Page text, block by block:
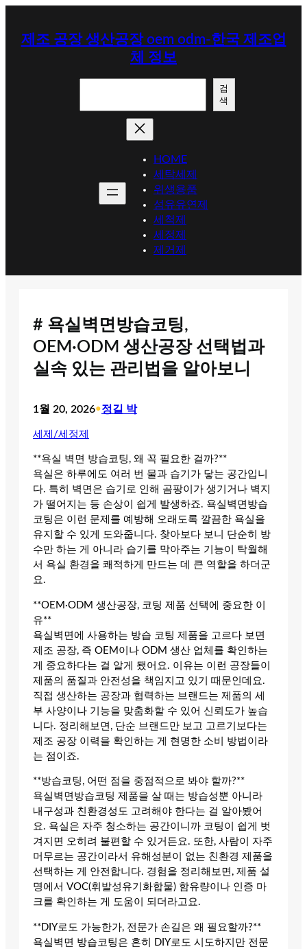
제조 공장 생산공장 oem odm-한국 제조업
체 정보
검
색
HOME
세탁세제
위생용품
섬유유연제
세척제
세정제
제거제
# 욕실벽면방습코팅,
OEM·ODM 생산공장 선택법과
실속 있는 관리법을 알아보니
1월 20, 2026•정길 박
세제/세정제
**욕실 벽면 방습코팅, 왜 꼭 필요한 걸까?**
욕실은 하루에도 여러 번 물과 습기가 닿는 공간입니
다. 특히 벽면은 습기로 인해 곰팡이가 생기거나 벽지
가 떨어지는 등 손상이 쉽게 발생하죠. 욕실벽면방습
코팅은 이런 문제를 예방해 오래도록 깔끔한 욕실을
유지할 수 있게 도와줍니다. 찾아보다 보니 단순히 방
수만 하는 게 아니라 습기를 막아주는 기능이 탁월해
서 욕실 환경을 쾌적하게 만드는 데 큰 역할을 하더군
요.
**OEM·ODM 생산공장, 코팅 제품 선택에 중요한 이
유**
욕실벽면에 사용하는 방습 코팅 제품을 고르다 보면
제조 공장, 즉 OEM이나 ODM 생산 업체를 확인하는
게 중요하다는 걸 알게 됐어요. 이유는 이런 공장들이
제품의 품질과 안전성을 책임지고 있기 때문인데요.
직접 생산하는 공장과 협력하는 브랜드는 제품의 세
부 사양이나 기능을 맞춤화할 수 있어 신뢰도가 높습
니다. 정리해보면, 단순 브랜드만 보고 고르기보다는
제조 공장 이력을 확인하는 게 현명한 소비 방법이라
는 점이죠.
**방습코팅, 어떤 점을 중점적으로 봐야 할까?**
욕실벽면방습코팅 제품을 살 때는 방습성뿐 아니라
내구성과 친환경성도 고려해야 한다는 걸 알아봤어
요. 욕실은 자주 청소하는 공간이니까 코팅이 쉽게 벗
겨지면 오히려 불편할 수 있거든요. 또한, 사람이 자주
머무르는 공간이라서 유해성분이 없는 친환경 제품을
선택하는 게 안전합니다. 경험을 정리해보면, 제품 설
명에서 VOC(휘발성유기화합물) 함유량이나 인증 마
크를 확인하는 게 도움이 되더라고요.
**DIY로도 가능한가, 전문가 손길은 왜 필요할까?**
욕실벽면 방습코팅은 흔히 DIY로도 시도하지만 전문